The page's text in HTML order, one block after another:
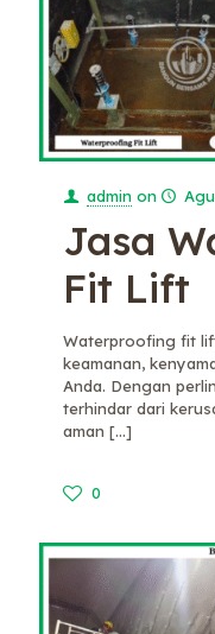
admin on
Jasa
Fit Lift
Waterproofing fit
keamanan,
Anda. Dengan
terhindar dari
aman […]
0